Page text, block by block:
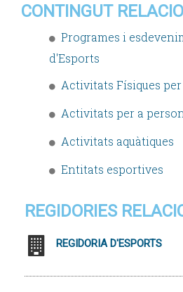
CONTINGUT
Programes i
d'Esports
Activitats Físiques per
Activitats per a
Activitats aquàtiques
Entitats esportives
REGIDORIES
REGIDORIA D'ESPORTS